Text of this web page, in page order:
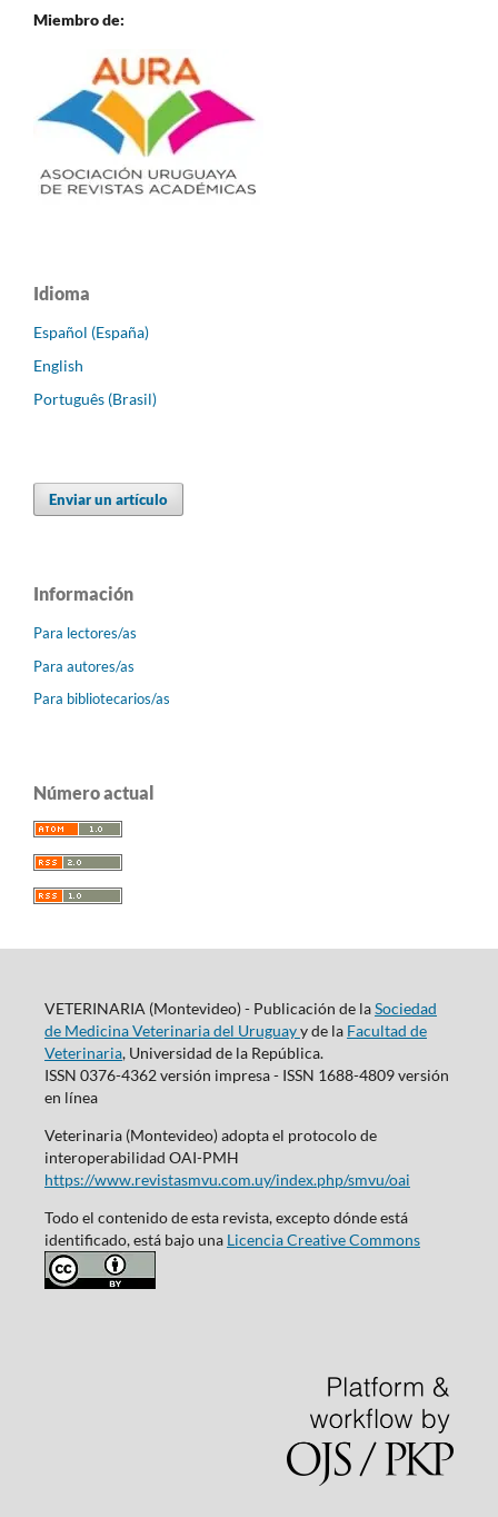
Miembro de:
Idioma
Español (España)
English
Português (Brasil)
Enviar un artículo
Información
Para lectores/as
Para autores/as
Para bibliotecarios/as
Número actual
VETERINARIA (Montevideo) - Publicación de laSociedad
de Medicina Veterinaria del Uruguayy de la Facultad de
Veterinaria, Universidad de la República.
ISSN 0376-4362 versión impresa - ISSN 1688-4809 versión
en línea
Veterinaria (Montevideo) adopta el protocolo de
interoperabilidad OAI-PMH
https://www.revistasmvu.com.uy/index.php/smvu/oai
Todo el contenido de esta revista, excepto dónde está
identificado, está bajo una Licencia Creative Commons